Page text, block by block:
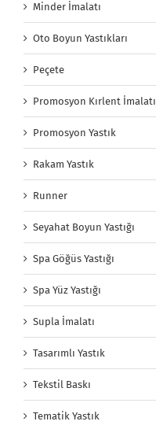
Minder İmalatı
Oto Boyun Yastıkları
Peçete
Promosyon Kırlent İmalatı
Promosyon Yastık
Rakam Yastık
Runner
Seyahat Boyun Yastığı
Spa Göğüs Yastığı
Spa Yüz Yastığı
Supla İmalatı
Tasarımlı Yastık
Tekstil Baskı
Tematik Yastık